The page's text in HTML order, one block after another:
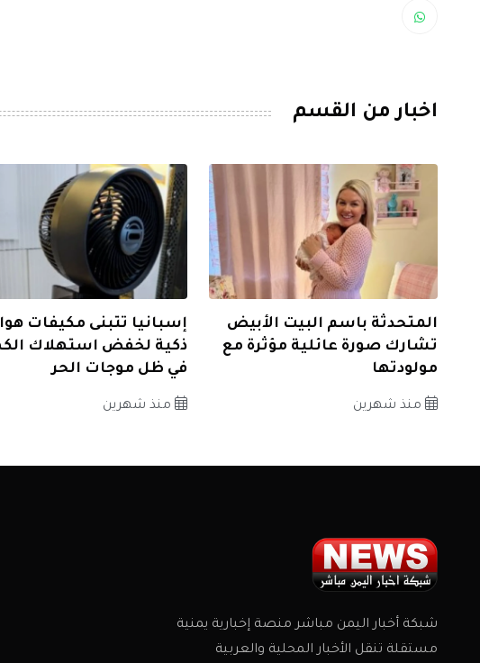
اخبار من القسم
المتحدثة باسم البيت الأبيض
تشارك صورة عائلية مؤثرة مع
مولودتها
منذ شهرين
إسبانيا تتبنى مكيفات
ذكية لخفض استهلاك
في ظل موجات الحر
منذ شهرين
شبكة أخبار اليمن مباشر منصة إخبارية يمنية
مستقلة تنقل الأخبار المحلية والعربية